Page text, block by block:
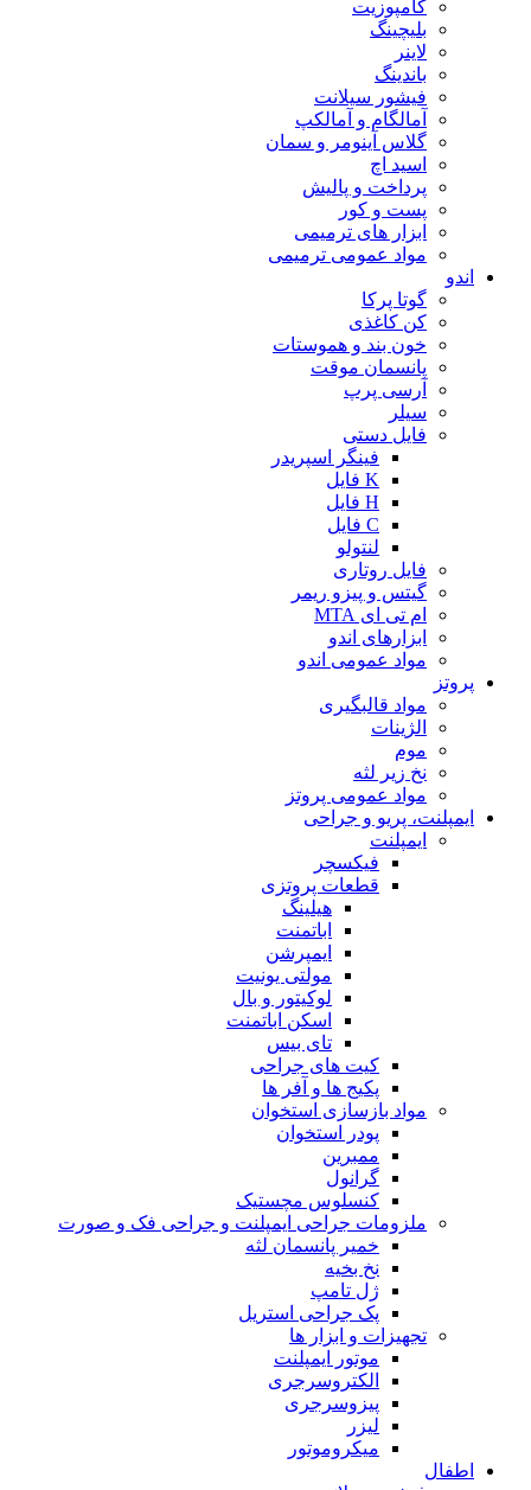
کامپوزیت
بلیچینگ
لاینر
باندینگ
فیشور سیلانت
آمالگام و آمالکپ
گلاس آینومر و سمان
اسید اچ
پرداخت و پالیش
پست و کور
ابزار های ترمیمی
مواد عمومی ترمیمی
اندو
گوتا پرکا
کن کاغذی
خون بند و هموستات
پانسمان موقت
آرسی پرپ
سیلر
فایل دستی
فینگر اسپریدر
K فایل
H فایل
C فایل
لنتولو
فایل روتاری
گیتس و پیزو ریمر
ام تی ای MTA
ابزارهای اندو
مواد عمومی اندو
پروتز
مواد قالبگیری
الژینات
موم
نخ زیر لثه
مواد عمومی پروتز
ایمپلنت، پریو و جراحی
ایمپلنت
فیکسچر
قطعات پروتزی
هیلینگ
اباتمنت
ایمپرشن
مولتی یونیت
لوکیتور و بال
اسکن اباتمنت
تای بیس
کیت های جراحی
پکیج ها و آفر ها
مواد بازسازی استخوان
پودر استخوان
ممبرین
گرانول
کنسلوس مچستیک
ملزومات جراحی ایمپلنت و جراحی فک و صورت
خمیر پانسمان لثه
نخ بخیه
ژل تامپ
پک جراحی استریل
تجهیزات و ابزار ها
موتور ایمپلنت
الکتروسرجری
پیزوسرجری
لیزر
میکروموتور
اطفال